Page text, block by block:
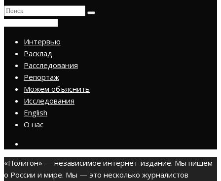
Интервью
Расклад
Расследования
Репортаж
Можем объяснить
Исследования
English
О нас
«Полигон» — независимое интернет-издание. Мы пишем
о России и мире. Мы — это несколько журналистов